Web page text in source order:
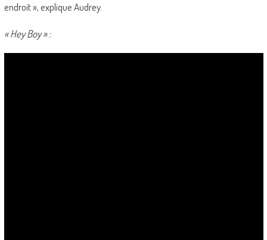
endroit », explique Audrey.
« Hey Boy » :